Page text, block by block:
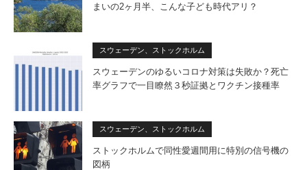
まいの2ヶ月半、こんな子ども時代アリ？
スウェーデン、ストックホルム
スウェーデンのゆるいコロナ対策は失敗か？死亡
率グラフで一目瞭然３秒証拠とワクチン接種率
スウェーデン、ストックホルム
ストックホルムで同性愛週間用に特別の信号機の
図柄